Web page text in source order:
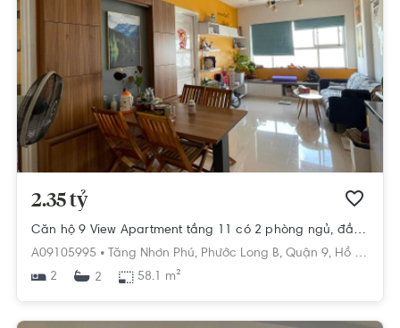
2.35 tỷ
Căn hộ 9 View Apartment tầng 11 có 2 phòng ngủ, đầy đủ nội thất.
A09105995 • Tăng Nhơn Phú, Phước Long B, Quận 9, Hồ Chí Minh
2
2 58.1 m²